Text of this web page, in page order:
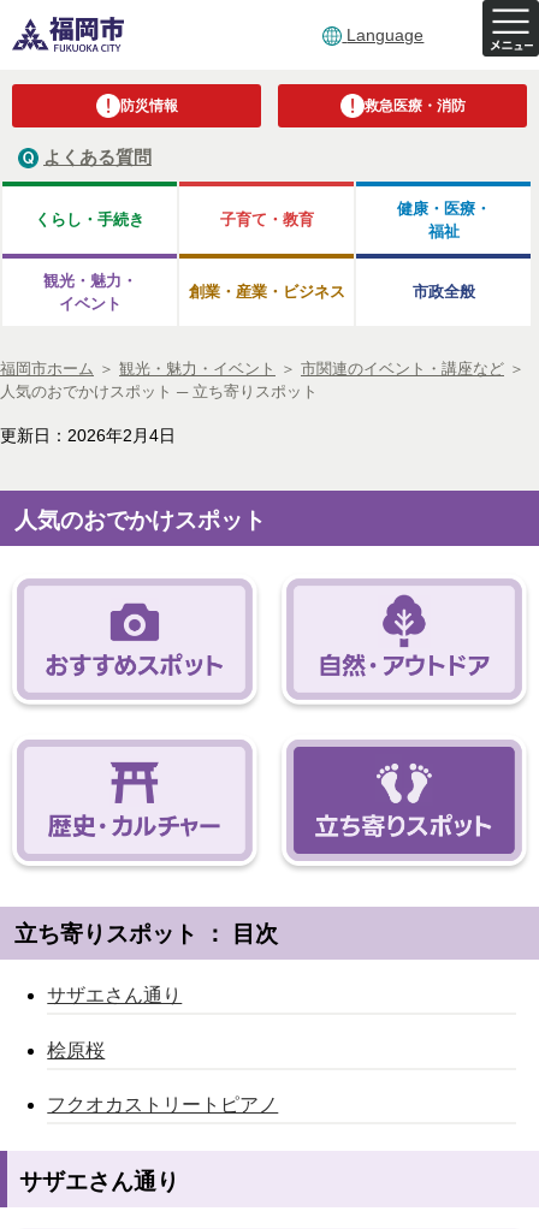
Language
防災情報 救急医療・消防
よくある質問
くらし・手続き 子育て・教育
健康・医療・
福祉
観光・魅力・
イベント
創業・産業・ビジネス 市政全般
福岡市ホーム ＞ 観光・魅力・イベント ＞ 市関連のイベント・講座など ＞
人気のおでかけスポット ─ 立ち寄りスポット
更新日：2026年2月4日
人気のおでかけスポット
立ち寄りスポット ： 目次
サザエさん通り
桧原桜
フクオカストリートピアノ
サザエさん通り